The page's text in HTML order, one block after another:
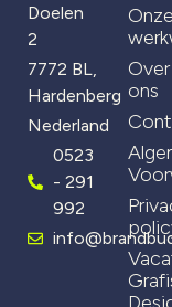
Doelen
2
7772 BL,
Hardenberg
Nederland
0523
- 291
992
Onze
Over
ons